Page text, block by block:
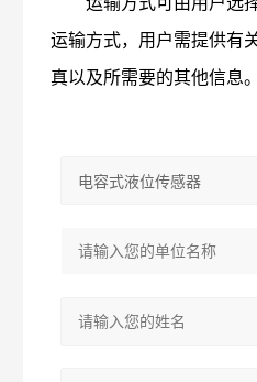
运输方式，用户需提供有
真以及所需要的其他信息。